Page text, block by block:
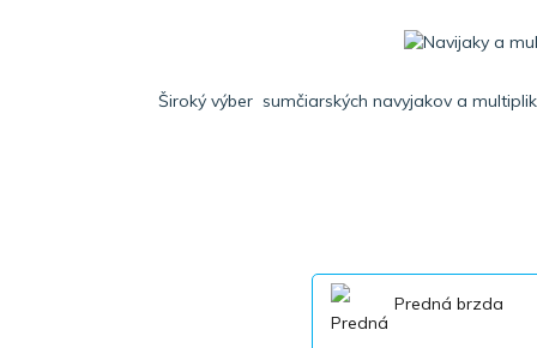
Široký výber sumčiarských navyjakov a
Predná brzda